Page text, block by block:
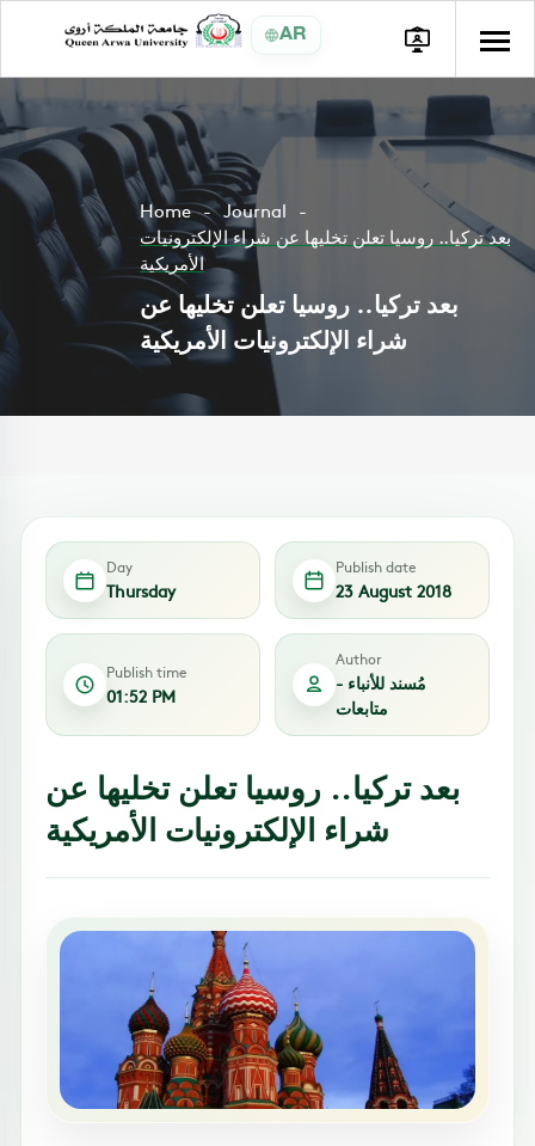
AR
Home
Journal
بعد تركيا.. روسيا تعلن تخليها عن شراء الإلكترونيات
الأمريكية
بعد تركيا.. روسيا تعلن تخليها عن
شراء الإلكترونيات الأمريكية
Day
Thursday
Publish date
23 August 2018
Publish time
01:52 PM
Author
مُسند للأنباء -
متابعات
بعد تركيا.. روسيا تعلن تخليها عن
شراء الإلكترونيات الأمريكية